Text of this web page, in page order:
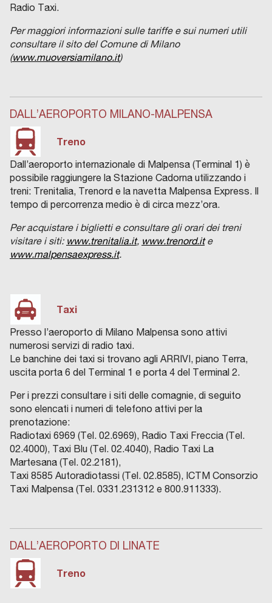
Radio Taxi.
Per maggiori informazioni sulle tariffe e sui numeri utili
consultare il sito del Comune di Milano
(www.muoversiamilano.it)
DALL’AEROPORTO MILANO-MALPENSA
Treno
Dall’aeroporto internazionale di Malpensa (Terminal 1) è
possibile raggiungere la Stazione Cadorna utilizzando i
treni: Trenitalia, Trenord e la navetta Malpensa Express. Il
tempo di percorrenza medio è di circa mezz’ora.
Per acquistare i biglietti e consultare gli orari dei treni
visitare i siti: www.trenitalia.it, www.trenord.ite
www.malpensaexpress.it.
Taxi
Presso l’aeroporto di Milano Malpensa sono attivi
numerosi servizi di radio taxi.
Le banchine dei taxi si trovano agli ARRIVI, piano Terra,
uscita porta 6 del Terminal 1 e porta 4 del Terminal 2.
Per i prezzi consultare i siti delle comagnie, di seguito
sono elencati i numeri di telefono attivi per la
prenotazione:
Radiotaxi 6969 (Tel. 02.6969), Radio Taxi Freccia (Tel.
02.4000), Taxi Blu (Tel. 02.4040), Radio Taxi La
Martesana (Tel. 02.2181),
Taxi 8585 Autoradiotassi (Tel. 02.8585), ICTM Consorzio
Taxi Malpensa (Tel. 0331.231312 e 800.911333).
DALL’AEROPORTO DI LINATE
Treno